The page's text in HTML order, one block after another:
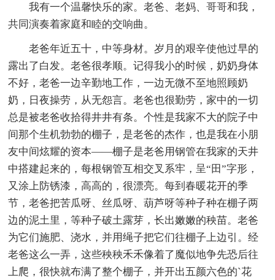
我有一个温馨快乐的家。老爸、老妈、哥哥和我，
共同演奏着家庭和睦的交响曲。
老爸年近五十，中等身材。岁月的艰辛使他过早的
露出了白发。老爸很孝顺。记得我小的时候，奶奶身体
不好，老爸一边辛勤地工作，一边无微不至地照顾奶
奶，日夜操劳，从无怨言。老爸也很勤劳，家中的一切
总是被老爸收拾得井井有条。个性是我家不大的院子中
间那个生机勃勃的棚子，是老爸的杰作，也是我在小朋
友中间炫耀的资本――棚子是老爸用钢管在我家的天井
中搭建起来的，每根钢管互相交叉系牢，呈“田”字形，
又涂上防锈漆，高高的，很漂亮。每到春暖花开的季
节，老爸把苦瓜呀、丝瓜呀、葫芦呀等种子种在棚子两
边的泥土里，等种子破土露芽，长出嫩嫩的秧苗。老爸
为它们施肥、浇水，并用绳子把它们往棚子上边引。经
老爸这么一弄，这些秧秧禾禾像着了魔似地争先恐后往
上爬，很快就布满了整个棚子，并开出五颜六色的`花